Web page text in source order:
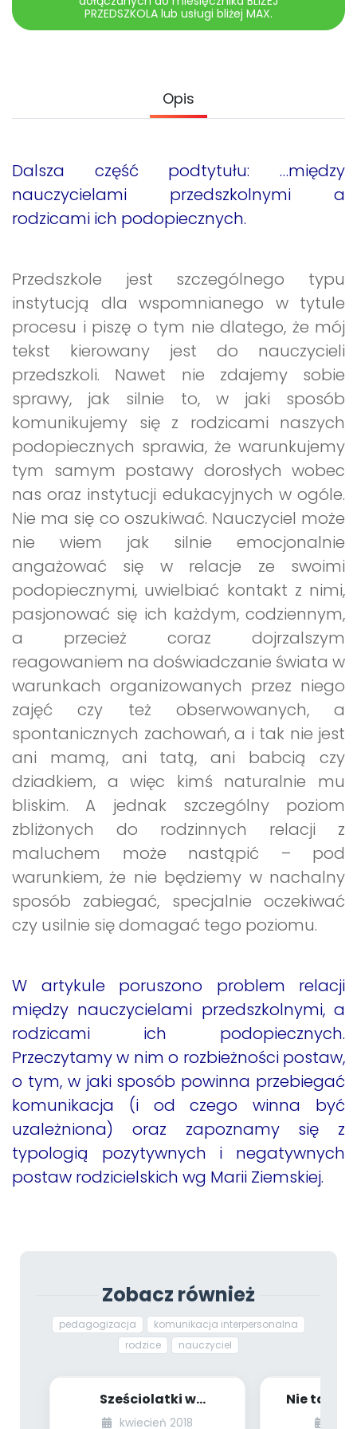
Archiwalne numery
PRZEDSZKOLA lub usługi bliżej MAX.
Opis
Dalsza część podtytułu: …między
nauczycielami przedszkolnymi a
rodzicami ich podopiecznych.
Przedszkole jest szczególnego typu
instytucją dla wspomnianego w tytule
procesu i piszę o tym nie dlatego, że mój
tekst kierowany jest do nauczycieli
przedszkoli. Nawet nie zdajemy sobie
sprawy, jak silnie to, w jaki sposób
komunikujemy się z rodzicami naszych
podopiecznych sprawia, że warunkujemy
tym samym postawy dorosłych wobec
nas oraz instytucji edukacyjnych w ogóle.
Nie ma się co oszukiwać. Nauczyciel może
nie wiem jak silnie emocjonalnie
angażować się w relacje ze swoimi
podopiecznymi, uwielbiać kontakt z nimi,
pasjonować się ich każdym, codziennym,
a przecież coraz dojrzalszym
reagowaniem na doświadczanie świata w
warunkach organizowanych przez niego
zajęć czy też obserwowanych, a
spontanicznych zachowań, a i tak nie jest
ani mamą, ani tatą, ani babcią czy
dziadkiem, a więc kimś naturalnie mu
bliskim. A jednak szczególny poziom
zbliżonych do rodzinnych relacji z
maluchem może nastąpić – pod
warunkiem, że nie będziemy w nachalny
sposób zabiegać, specjalnie oczekiwać
czy usilnie się domagać tego poziomu.
W artykule poruszono problem relacji
między nauczycielami przedszkolnymi, a
rodzicami ich podopiecznych.
Przeczytamy w nim o rozbieżności postaw,
o tym, w jaki sposób powinna przebiegać
komunikacja (i od czego winna być
uzależniona) oraz zapoznamy się z
typologią pozytywnych i negatywnych
postaw rodzicielskich wg Marii Ziemskiej.
Zobacz również
pedagogizacja
komunikacja interpersonalna
rodzice
nauczyciel
Sześciolatki w
przedszkolu. Jak
kwiecień 2018
Nie taki